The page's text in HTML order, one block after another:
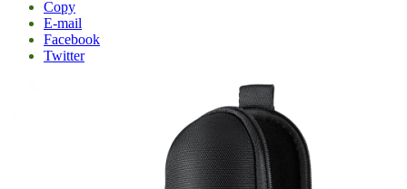
Copy
E-mail
Facebook
Twitter